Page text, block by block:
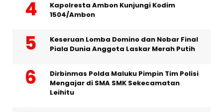
Kapolresta Ambon Kunjungi Kodim
1504/Ambon
Keseruan Lomba Domino dan Nobar Final
Piala Dunia Anggota Laskar Merah Putih
Dirbinmas Polda Maluku Pimpin Tim Polisi
Mengajar di SMA SMK Sekecamatan
Leihitu